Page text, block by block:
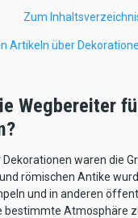
Zum
Artikeln über
Wegbereiter
waren die
römischen Antike
und in anderen
bestimmte Atmosphäre